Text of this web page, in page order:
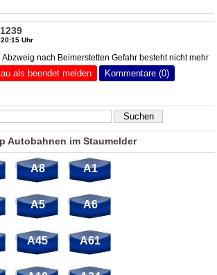
Uhr
nach Beimerstetten Gefahr besteht nicht mehr
als beendet melden Kommentare (0)
Autobahnen im Staumelder
A8 A1
A5 A6
A45 A61